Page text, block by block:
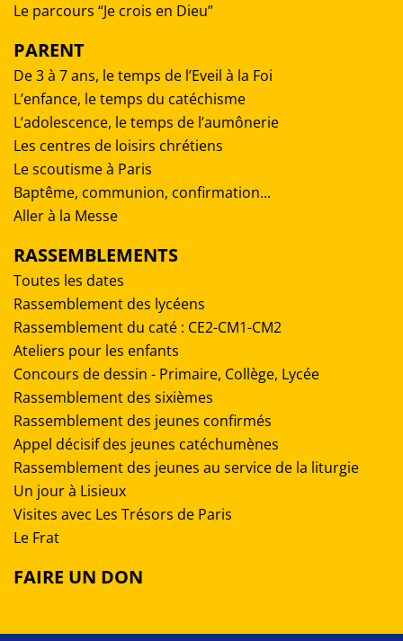
Le parcours “Je crois en Dieu”
PARENT
De 3 à 7 ans, le temps de l’Eveil à la Foi
L’enfance, le temps du catéchisme
L’adolescence, le temps de l’aumônerie
Les centres de loisirs chrétiens
Le scoutisme à Paris
Baptême, communion, confirmation...
Aller à la Messe
RASSEMBLEMENTS
Toutes les dates
Rassemblement des lycéens
Rassemblement du caté : CE2-CM1-CM2
Ateliers pour les enfants
Concours de dessin - Primaire, Collège, Lycée
Rassemblement des sixièmes
Rassemblement des jeunes confirmés
Appel décisif des jeunes catéchumènes
Rassemblement des jeunes au service de la liturgie
Un jour à Lisieux
Visites avec Les Trésors de Paris
Le Frat
FAIRE UN DON